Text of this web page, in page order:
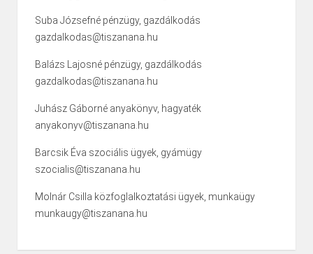
Suba Józsefné pénzügy, gazdálkodás
gazdalkodas@tiszanana.hu
Balázs Lajosné pénzügy, gazdálkodás
gazdalkodas@tiszanana.hu
Juhász Gáborné anyakönyv, hagyaték
anyakonyv@tiszanana.hu
Barcsik Éva szociális ügyek, gyámügy
szocialis@tiszanana.hu
Molnár Csilla közfoglalkoztatási ügyek, munkaügy
munkaugy@tiszanana.hu